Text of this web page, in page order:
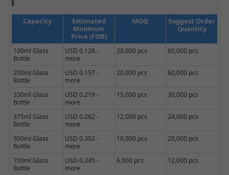
Capacity
Estimated
Minimum
Price (FOB)
MOQ
Suggest Order
Quantity
100ml Glass
Bottle
USD 0.128 -
more
20,000 pcs 60,000 pcs
200ml Glass
Bottle
USD 0.157 -
more
20,000 pcs 60,000 pcs
330ml Glass
Bottle
USD 0.219 -
more
15,000 pcs 30,000 pcs
375ml Glass
Bottle
USD 0.262 -
more
12,000 pcs 24,000 pcs
500ml Glass
Bottle
USD 0.302 -
more
10,000 pcs 20,000 pcs
700ml Glass
Bottle
USD 0.345 -
more
6,000 pcs 12,000 pcs